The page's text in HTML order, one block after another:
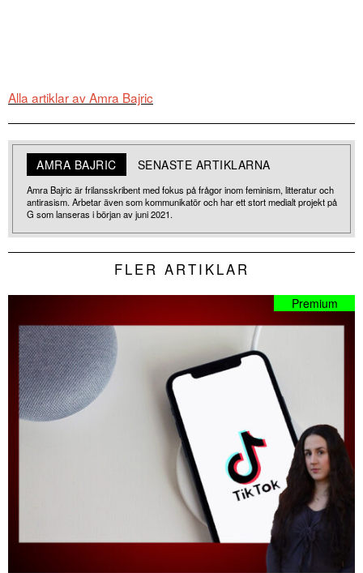
Alla artiklar av Amra Bajric
AMRA BAJRIC SENASTE ARTIKLARNA
Amra Bajric är frilansskribent med fokus på frågor inom feminism, litteratur och
antirasism. Arbetar även som kommunikatör och har ett stort medialt projekt på
G som lanseras i början av juni 2021.
FLER ARTIKLAR